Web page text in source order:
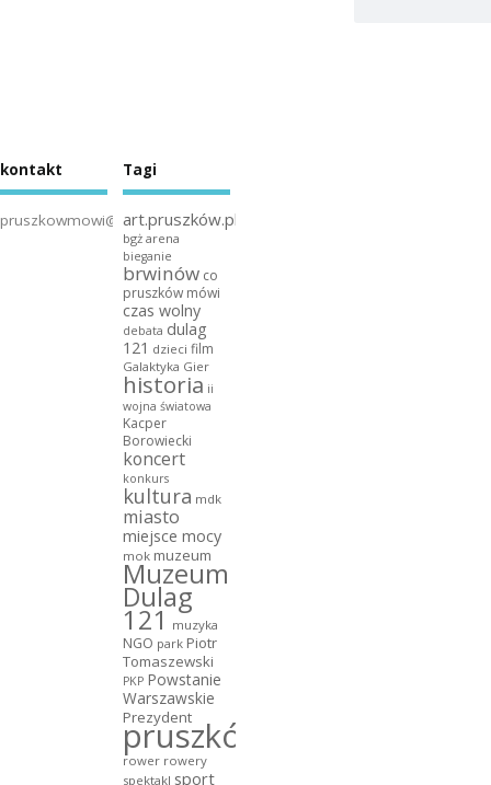
kontakt
pruszkowmowi@gmail.com
Tagi
art.pruszków.pl
bgż arena
bieganie
brwinów co
pruszków mówi
czas wolny
debata dulag
121 dzieci film
Galaktyka Gier
historia ii
wojna światowa
Kacper
Borowiecki
koncert
konkurs
kultura mdk
miasto
miejsce mocy
mok muzeum
Muzeum
Dulag
121 muzyka
NGO park Piotr
Tomaszewski
PKP Powstanie
Warszawskie
Prezydent
pruszków
rower rowery
spektakl sport